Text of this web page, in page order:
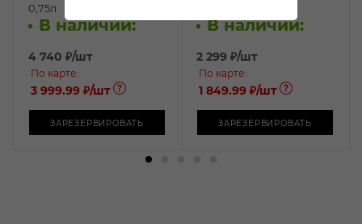
0,75л
В наличии:
4 740 ₽/шт
По карте:
3 999.99 ₽/шт
ЗАРЕЗЕРВИРОВАТЬ
В наличии:
2 299 ₽/шт
По карте:
1 849.99 ₽/шт
ЗАРЕЗЕРВИРОВАТЬ